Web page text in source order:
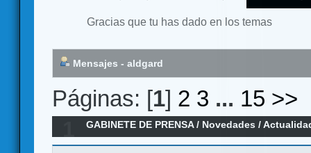
Gracias que tu has dado en los temas
Mensajes - aldgard
Páginas: [1] 2 3 ... 15 >>
GABINETE DE PRENSA/ Novedades /
jugar en Verkami